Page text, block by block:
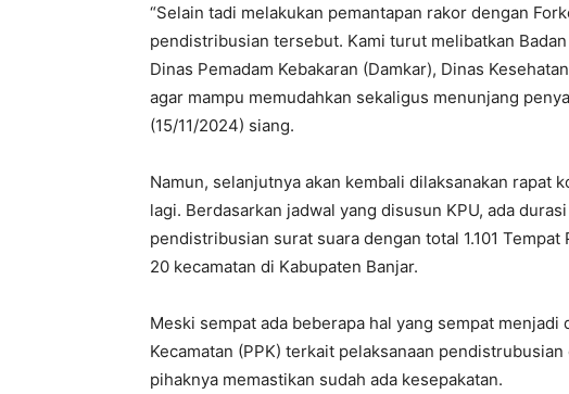
“Selain tadi melakukan pemantapan rakor dengan
pendistribusian tersebut. Kami turut melibatkan
Dinas Pemadam Kebakaran (Damkar), Dinas
agar mampu memudahkan sekaligus menunjang
(15/11/2024) siang.
Namun, selanjutnya akan kembali dilaksanakan rapat
lagi. Berdasarkan jadwal yang disusun KPU, ada
pendistribusian surat suara dengan total 1.101
20 kecamatan di Kabupaten Banjar.
Meski sempat ada beberapa hal yang sempat
Kecamatan (PPK) terkait pelaksanaan
pihaknya memastikan sudah ada kesepakatan.